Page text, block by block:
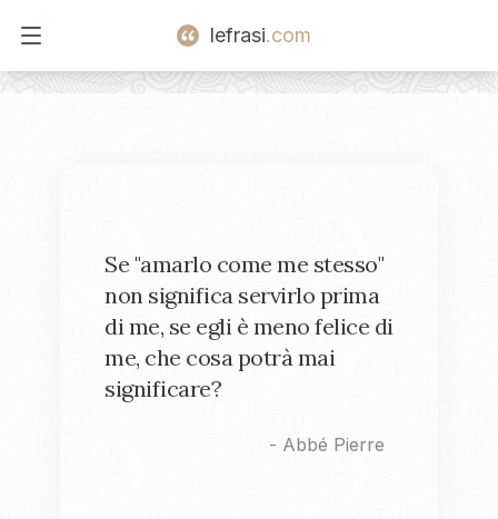
Open main menu
lefrasi.com
Se "amarlo come me stesso"
non significa servirlo prima
di me, se egli è meno felice di
me, che cosa potrà mai
significare?
- Abbé Pierre